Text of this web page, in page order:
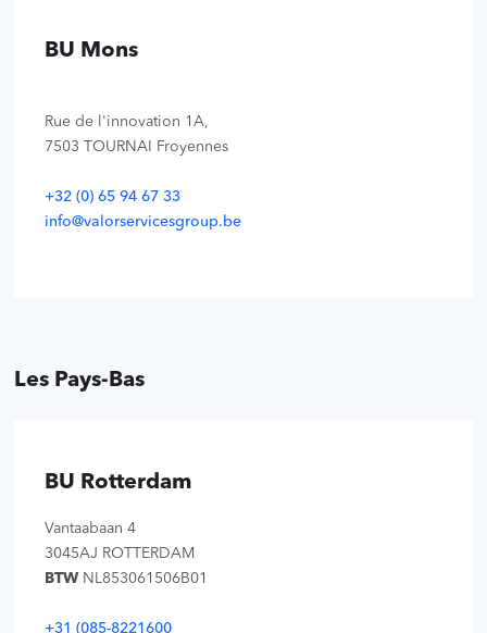
BU Mons
Rue de l'innovation 1A,
7503 TOURNAI Froyennes
+32 (0) 65 94 67 33
info@valorservicesgroup.be
Les Pays-Bas
BU Rotterdam
Vantaabaan 4
3045AJ ROTTERDAM
‍BTW NL853061506B01
+31 (085-8221600